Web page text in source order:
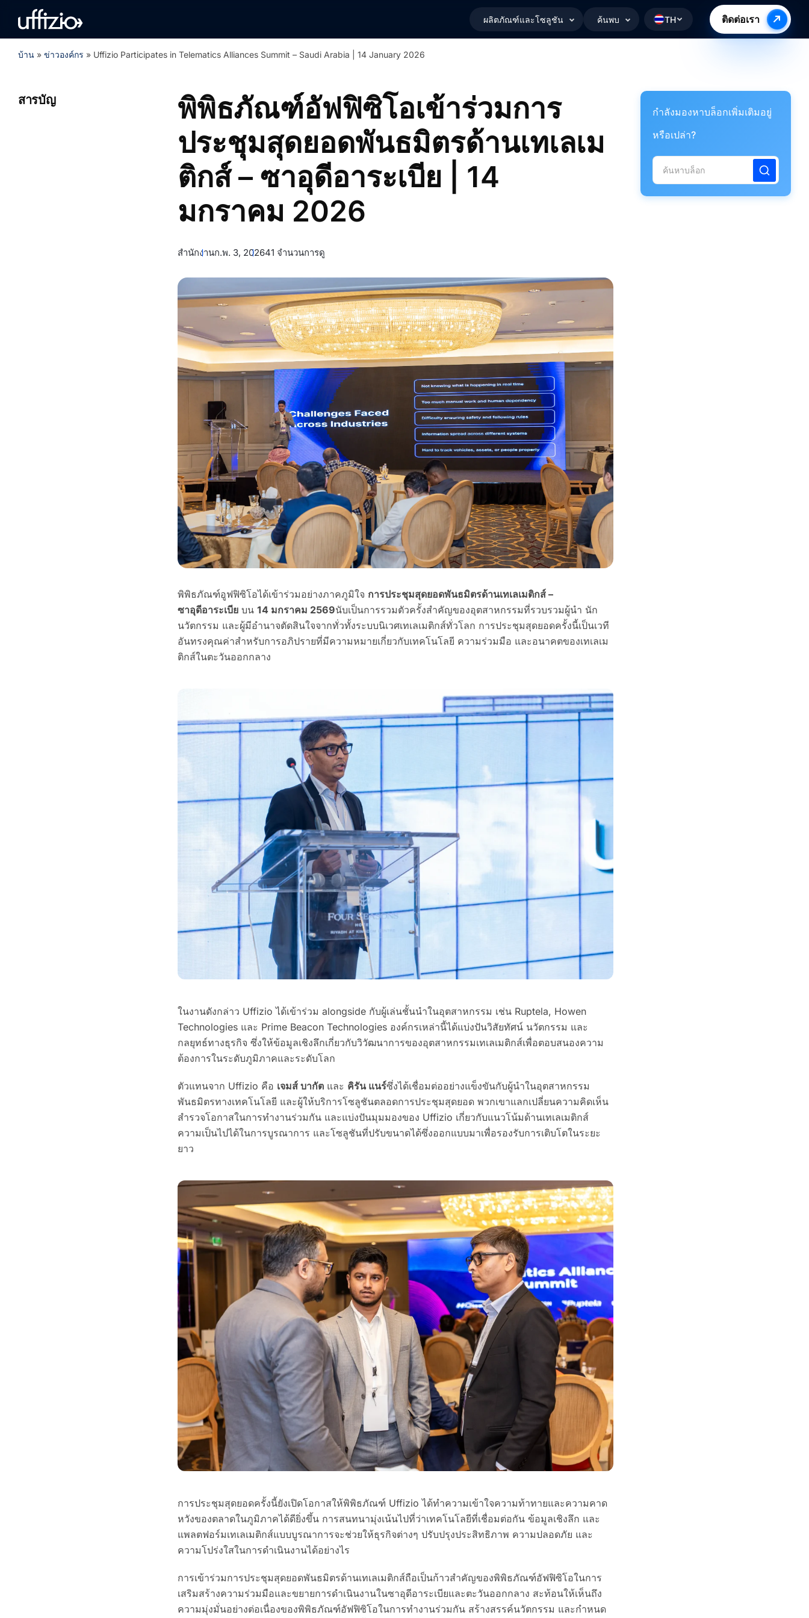
ผลิตภัณฑ์และโซลูชัน ค้นพบ TH ติดต่อเรา
บ้าน » ข่าวองค์กร » Uffizio Participates in Telematics Alliances Summit – Saudi Arabia | 14 January 2026
สารบัญ
พิพิธภัณฑ์อัฟฟิซิโอเข้าร่วมการ
ประชุมสุดยอดพันธมิตรด้านเทเลเม
ติกส์ – ซาอุดีอาระเบีย | 14
มกราคม 2026
สำนักงานก.พ. 3, 202641 จำนวนการดู
พิพิธภัณฑ์อูฟฟิซิโอได้เข้าร่วมอย่างภาคภูมิใจ การประชุมสุดยอดพันธมิตรด้านเทเลเมติกส์ –
ซาอุดีอาระเบีย บน 14 มกราคม 2569นับเป็นการรวมตัวครั้งสำคัญของอุตสาหกรรมที่รวบรวมผู้นำ นัก
นวัตกรรม และผู้มีอำนาจตัดสินใจจากทั่วทั้งระบบนิเวศเทเลเมติกส์ทั่วโลก การประชุมสุดยอดครั้งนี้เป็นเวที
อันทรงคุณค่าสำหรับการอภิปรายที่มีความหมายเกี่ยวกับเทคโนโลยี ความร่วมมือ และอนาคตของเทเลเม
ติกส์ในตะวันออกกลาง
ในงานดังกล่าว Uffizio ได้เข้าร่วม alongside กับผู้เล่นชั้นนำในอุตสาหกรรม เช่น Ruptela, Howen
Technologies และ Prime Beacon Technologies องค์กรเหล่านี้ได้แบ่งปันวิสัยทัศน์ นวัตกรรม และ
กลยุทธ์ทางธุรกิจ ซึ่งให้ข้อมูลเชิงลึกเกี่ยวกับวิวัฒนาการของอุตสาหกรรมเทเลเมติกส์เพื่อตอบสนองความ
ต้องการในระดับภูมิภาคและระดับโลก
ตัวแทนจาก Uffizio คือ เจมส์ บากัต และ คิรัน แนร์ซึ่งได้เชื่อมต่ออย่างแข็งขันกับผู้นำในอุตสาหกรรม
พันธมิตรทางเทคโนโลยี และผู้ให้บริการโซลูชันตลอดการประชุมสุดยอด พวกเขาแลกเปลี่ยนความคิดเห็น
สำรวจโอกาสในการทำงานร่วมกัน และแบ่งปันมุมมองของ Uffizio เกี่ยวกับแนวโน้มด้านเทเลเมติกส์
ความเป็นไปได้ในการบูรณาการ และโซลูชันที่ปรับขนาดได้ซึ่งออกแบบมาเพื่อรองรับการเติบโตในระยะ
ยาว
การประชุมสุดยอดครั้งนี้ยังเปิดโอกาสให้พิพิธภัณฑ์ Uffizio ได้ทำความเข้าใจความท้าทายและความคาด
หวังของตลาดในภูมิภาคได้ดียิ่งขึ้น การสนทนามุ่งเน้นไปที่ว่าเทคโนโลยีที่เชื่อมต่อกัน ข้อมูลเชิงลึก และ
แพลตฟอร์มเทเลเมติกส์แบบบูรณาการจะช่วยให้ธุรกิจต่างๆ ปรับปรุงประสิทธิภาพ ความปลอดภัย และ
ความโปร่งใสในการดำเนินงานได้อย่างไร
การเข้าร่วมการประชุมสุดยอดพันธมิตรด้านเทเลเมติกส์ถือเป็นก้าวสำคัญของพิพิธภัณฑ์อัฟฟิซิโอในการ
เสริมสร้างความร่วมมือและขยายการดำเนินงานในซาอุดีอาระเบียและตะวันออกกลาง สะท้อนให้เห็นถึง
ความมุ่งมั่นอย่างต่อเนื่องของพิพิธภัณฑ์อัฟฟิซิโอในการทำงานร่วมกัน สร้างสรรค์นวัตกรรม และกำหนด
กำลังมองหาบล็อกเพิ่มเติมอยู่
หรือเปล่า?